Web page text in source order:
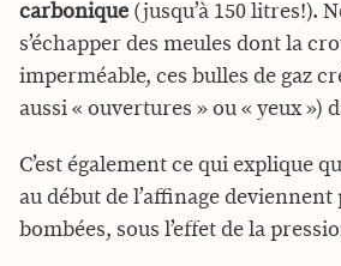
carbonique (jusqu’à 150 litres!).
s’échapper des meules dont la
imperméable, ces bulles de gaz
aussi « ouvertures » ou « yeux »)
C’est également ce qui explique
au début de l’affinage deviennent
bombées, sous l’effet de la